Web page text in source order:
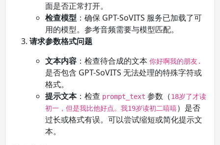
面是否正常打开。
检查模型 ：确保 GPT-SoVITS 服务已加载了可
用的模型。参考音频需要与模型匹配。
请求参数格式问题
文本内容 ：检查待合成的文本 你好啊我的朋友.
是否包含 GPT-SoVITS 无法处理的特殊字符或
格式。
提示文本：检查 prompt_text 参数（18岁了才读
初一，但是我比他好点。我19岁读初二嘻嘻）是否
过长或格式有误。可以尝试缩短或简化提示文
本。